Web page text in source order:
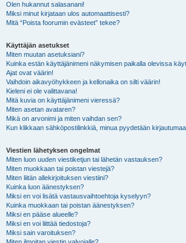
Olen hukannut salasanani!
Miksi minut kirjataan ulos automaattisesti?
Mitä “Poista foorumin evästeet” tekee?
Käyttäjän asetukset
Miten muutan asetuksiani?
Kuinka estän käyttäjänimeni näkymisen paikalla olevissa
Ajat ovat väärin!
Vaihdoin aikavyöhykkeen ja kellonaika on silti väärin!
Kieleni ei ole valittavana!
Mitä kuvia on käyttäjänimeni vieressä?
Miten asetan avataren?
Mikä on arvonimi ja miten vaihdan sen?
Kun klikkaan sähköpostilinkkiä, minua pyydetään
Viestien lähetyksen ongelmat
Miten luon uuden viestiketjun tai lähetän vastauksen?
Miten muokkaan tai poistan viestejä?
Miten liitän allekirjoituksen viestiini?
Kuinka luon äänestyksen?
Miksi en voi lisätä vastausvaihtoehtoja kyselyyn?
Kuinka muokkaan tai poistan äänestyksen?
Miksi en pääse alueelle?
Miksi en voi liittää tiedostoja?
Miksi sain varoituksen?